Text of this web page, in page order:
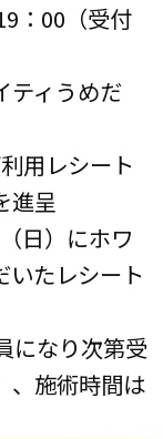
00（受付
ティうめだ
用レシート
進呈
）にホワ
いたレシート
になり次第受
、施術時間は